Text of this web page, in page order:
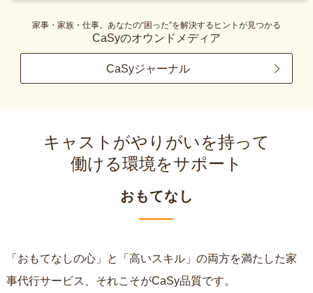
家事・家族・仕事。あなたの“困った”を解決するヒントが見つかる
CaSyのオウンドメディア
CaSyジャーナル
キャストがやりがいを持って
働ける環境をサポート
おもてなし
「おもてなしの心」と「高いスキル」の両方を満たした家
事代行サービス、それこそがCaSy品質です。